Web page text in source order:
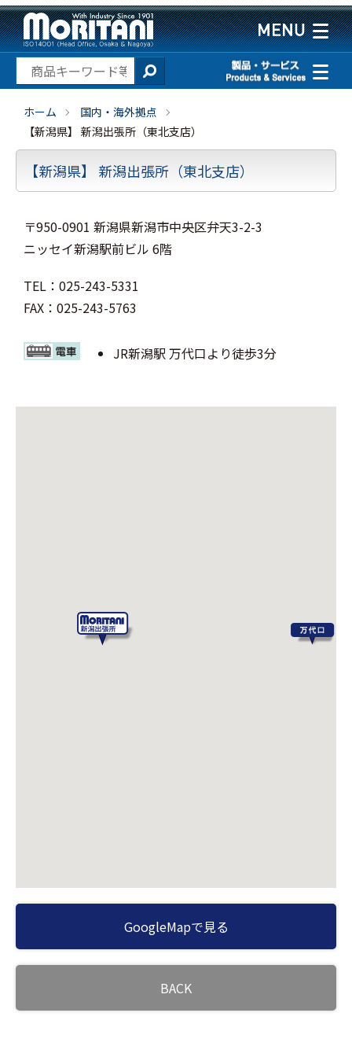
ホーム
国内・海外拠点
【新潟県】 新潟出張所（東北支店）
【新潟県】 新潟出張所（東北支店）
〒950-0901 新潟県新潟市中央区弁天3-2-3
ニッセイ新潟駅前ビル 6階
TEL：025-243-5331
FAX：025-243-5763
JR新潟駅 万代口より徒歩3分
GoogleMapで見る
BACK